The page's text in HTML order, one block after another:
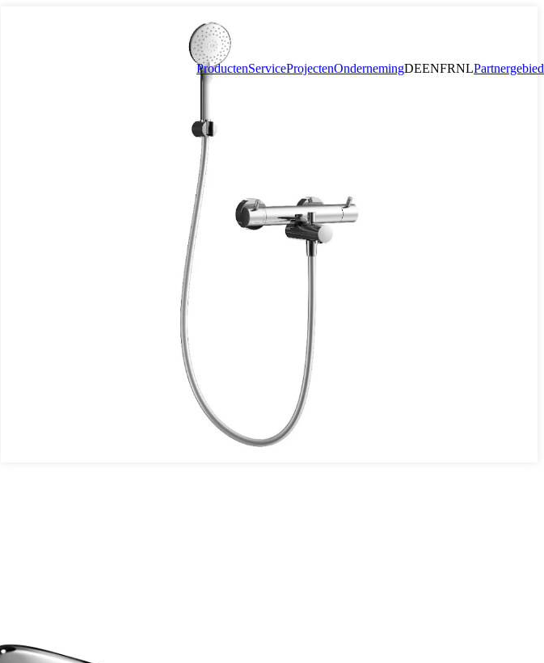
ProductenServiceProjectenOndernemingDEENFRNLPartnergebied